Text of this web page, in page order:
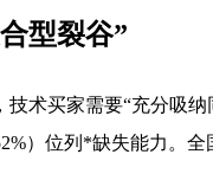
型裂谷”
术买家需要“充分吸
）位列*缺失能力。